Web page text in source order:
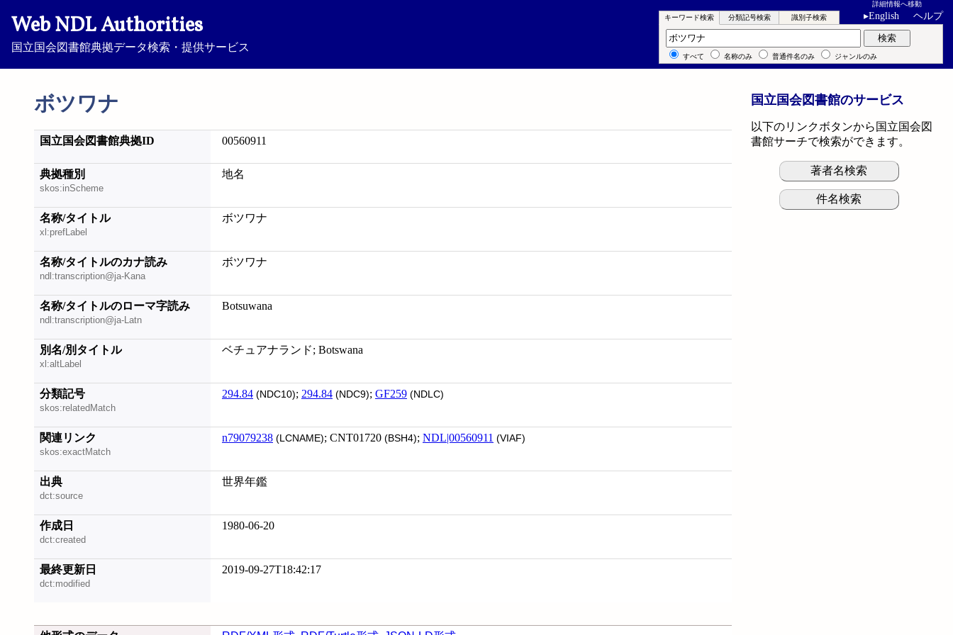
Web NDL Authorities
国立国会図書館典拠データ検索・提供サービス
詳細情報へ移動
▸English ヘルプ
ボツワナ
キーワード検索 分類記号検索 識別子検索
キーワード検索 検索
すべて 名称のみ 普通件名のみ ジャンルのみ
国立国会図書館典拠ID 00560911
典拠種別
skos:inScheme
地名
名称/タイトル
xl:prefLabel
ボツワナ
名称/タイトルのカナ読み
ndl:transcription@ja-Kana
ボツワナ
名称/タイトルのローマ字読み
ndl:transcription@ja-Latn
Botsuwana
別名/別タイトル
xl:altLabel
ベチュアナランド; Botswana
分類記号
skos:relatedMatch
294.84 (NDC10); 294.84 (NDC9); GF259 (NDLC)
関連リンク
skos:exactMatch
n79079238 (LCNAME); CNT01720 (BSH4); NDL|00560911 (VIAF)
出典
dct:source
世界年鑑
作成日
dct:created
1980-06-20
最終更新日
dct:modified
2019-09-27T18:42:17
国立国会図書館のサービス
以下のリンクボタンから国立国会図
書館サーチで検索ができます。
著者名検索
件名検索